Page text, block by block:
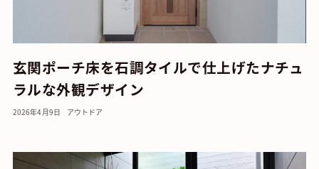
玄関ポーチ床を石調タイルで仕上げたナチュ
ラルな外観デザイン
2026年4月9日 アウトドア